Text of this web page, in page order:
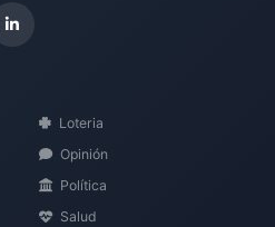
Loteria
Opinión
Política
Salud